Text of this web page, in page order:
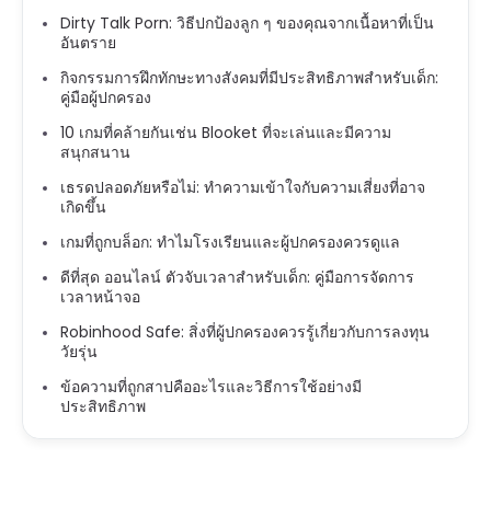
Dirty Talk Porn: วิธีปกป้องลูก ๆ ของคุณจากเนื้อหาที่เป็น
อันตราย
กิจกรรมการฝึกทักษะทางสังคมที่มีประสิทธิภาพสำหรับเด็ก:
คู่มือผู้ปกครอง
10 เกมที่คล้ายกันเช่น Blooket ที่จะเล่นและมีความ
สนุกสนาน
เธรดปลอดภัยหรือไม่: ทำความเข้าใจกับความเสี่ยงที่อาจ
เกิดขึ้น
เกมที่ถูกบล็อก: ทำไมโรงเรียนและผู้ปกครองควรดูแล
ดีที่สุด ออนไลน์ ตัวจับเวลาสำหรับเด็ก: คู่มือการจัดการ
เวลาหน้าจอ
Robinhood Safe: สิ่งที่ผู้ปกครองควรรู้เกี่ยวกับการลงทุน
วัยรุ่น
ข้อความที่ถูกสาปคืออะไรและวิธีการใช้อย่างมี
ประสิทธิภาพ